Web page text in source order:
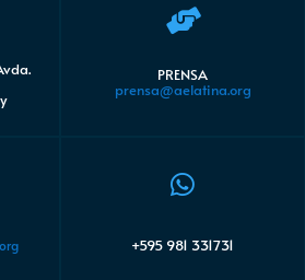

PRENSA
prensa@aelatina.org

+595 981 331731